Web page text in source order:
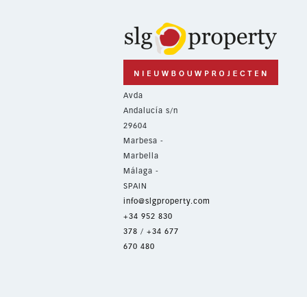
Avda
Andalucía s/n
29604
Marbesa -
Marbella
Málaga -
SPAIN
info@slgproperty.com
+34 952 830
378 / +34 677
670 480